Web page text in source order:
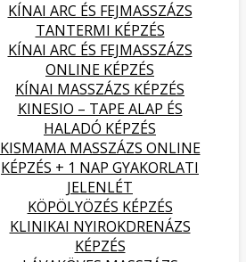
KÍNAI ARC ÉS FEJMASSZÁZS
TANTERMI KÉPZÉS
KÍNAI ARC ÉS FEJMASSZÁZS
ONLINE KÉPZÉS
KÍNAI MASSZÁZS KÉPZÉS
KINESIO – TAPE ALAP ÉS
HALADÓ KÉPZÉS
KISMAMA MASSZÁZS ONLINE
KÉPZÉS + 1 NAP GYAKORLATI
JELENLÉT
KÖPÖLYÖZÉS KÉPZÉS
KLINIKAI NYIROKDRENÁZS
KÉPZÉS